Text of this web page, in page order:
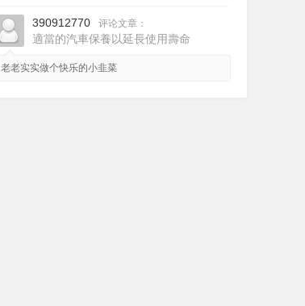
390912770 评论文章：
適當的汽車保養以延長使用壽命
老老实实做个快乐的小韭菜